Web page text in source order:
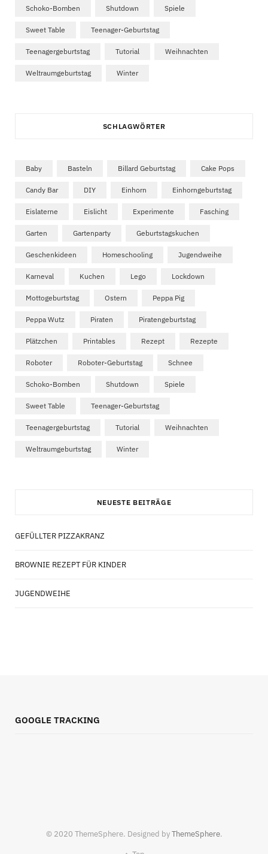
Schoko-Bomben Shutdown Spiele
Sweet Table Teenager-Geburtstag
Teenagergeburtstag Tutorial Weihnachten
Weltraumgeburtstag Winter
SCHLAGWÖRTER
Baby Basteln Billard Geburtstag Cake Pops
Candy Bar DIY Einhorn Einhorngeburtstag
Eislaterne Eislicht Experimente Fasching
Garten Gartenparty Geburtstagskuchen
Geschenkideen Homeschooling Jugendweihe
Karneval Kuchen Lego Lockdown
Mottogeburtstag Ostern Peppa Pig
Peppa Wutz Piraten Piratengeburtstag
Plätzchen Printables Rezept Rezepte
Roboter Roboter-Geburtstag Schnee
Schoko-Bomben Shutdown Spiele
Sweet Table Teenager-Geburtstag
Teenagergeburtstag Tutorial Weihnachten
Weltraumgeburtstag Winter
NEUESTE BEITRÄGE
GEFÜLLTER PIZZAKRANZ
BROWNIE REZEPT FÜR KINDER
JUGENDWEIHE
GOOGLE TRACKING
© 2020 ThemeSphere. Designed byThemeSphere.